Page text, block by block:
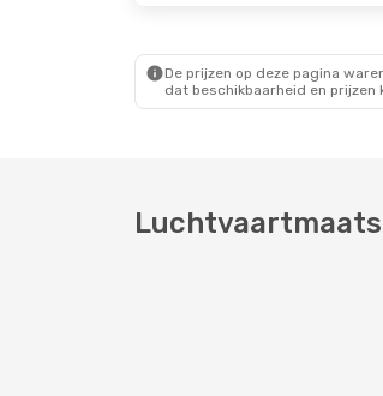
De prijzen op deze pagina
dat beschikbaarheid en prijzen